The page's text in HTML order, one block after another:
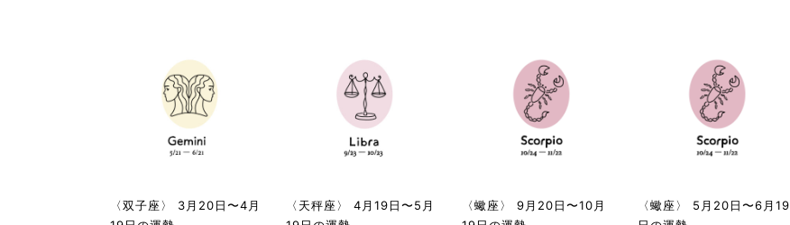
〈双子座〉 3月20日〜4月
〈天秤座〉 4月19日〜5月
〈蠍座〉 9月20日〜10月
〈蠍座〉 5月20日〜6月19